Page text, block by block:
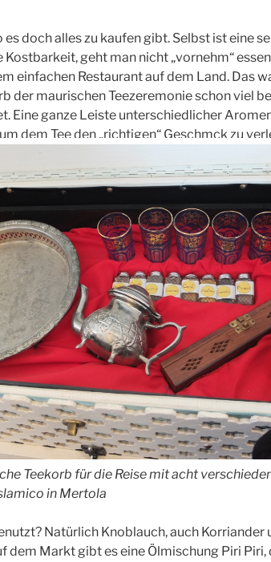
es doch alles zu kaufen gibt. Selbst ist eine
geht man nicht „vornehm“
einfachen Restaurant auf dem Land. Das
der maurischen Teezeremonie schon viel
Eine ganze Leiste unterschiedlicher
dem Tee den „richtigen“ Geschmck zu
Teekorb für die Reise mit acht
in Mertola
Natürlich Knoblauch, auch Korriander
dem Markt gibt es eine Ölmischung Piri Piri,